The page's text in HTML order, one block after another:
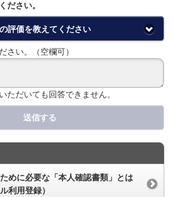
ださい。
評価を教えてください
い。（空欄可）
だいても回答できません。
送信する
めに必要な「本人確認書類」とは
利用登録）